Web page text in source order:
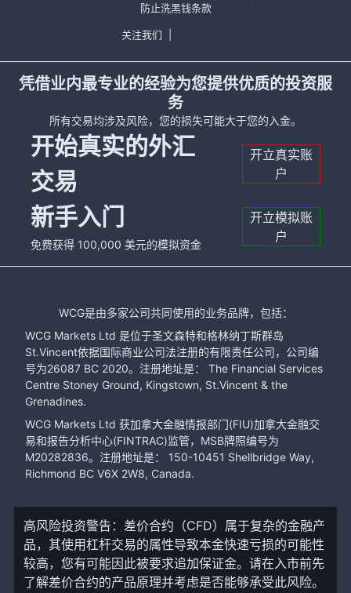
防止洗黑钱条款
关注我们
凭借业内最专业的经验为您提供优质的投资服
务
所有交易均涉及风险，您的损失可能大于您的入金。
开始真实的外汇
交易
开立真实账
户
新手入门
免费获得 100,000 美元的模拟资金
开立模拟账
户
WCG是由多家公司共同使用的业务品牌，包括：
WCG Markets Ltd 是位于圣文森特和格林纳丁斯群岛
St.Vincent依据国际商业公司法注册的有限责任公司，公司编
号为26087 BC 2020。注册地址是： The Financial Services
Centre Stoney Ground, Kingstown, St.Vincent & the
Grenadines.
WCG Markets Ltd 获加拿大金融情报部门(FIU)加拿大金融交
易和报告分析中心(FINTRAC)监管，MSB牌照编号为
M20282836。注册地址是： 150-10451 Shellbridge Way,
Richmond BC V6X 2W8, Canada.
高风险投资警告：差价合约（CFD）属于复杂的金融产
品，其使用杠杆交易的属性导致本金快速亏损的可能性
较高，您有可能因此被要求追加保证金。请在入市前先
了解差价合约的产品原理并考虑是否能够承受此风险。